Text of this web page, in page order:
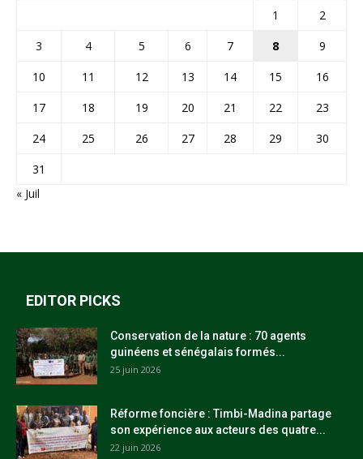
1
2
3
4 5 6 7 8
9
10
11 12 13 14 15
16
17
18 19 20 21 22
23
24
25 26 27 28 29
30
31
« Juil
EDITOR PICKS
Conservation de la nature : 70 agents
guinéens et sénégalais formés...
25 juin 2026
Réforme foncière : Timbi-Madina partage
son expérience aux acteurs des quatre...
22 juin 2026